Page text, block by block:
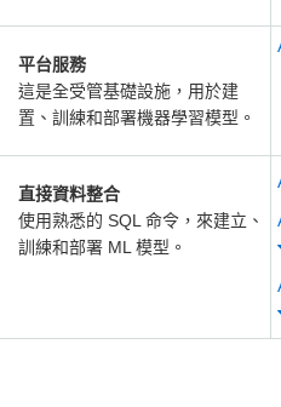
平台服務
這是全受管基礎設施，用於建
置、訓練和部署機器學習模型。
直接資料整合
使用熟悉的 SQL 命令，來建立、
訓練和部署 ML 模型。